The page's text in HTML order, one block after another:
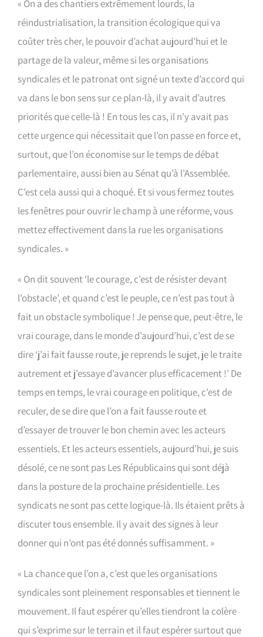
« On a des chantiers extrêmement lourds, la
réindustrialisation, la transition écologique qui va
coûter très cher, le pouvoir d’achat aujourd’hui et le
partage de la valeur, même si les organisations
syndicales et le patronat ont signé un texte d’accord qui
va dans le bon sens sur ce plan-là, il y avait d’autres
priorités que celle-là ! En tous les cas, il n’y avait pas
cette urgence qui nécessitait que l’on passe en force et,
surtout, que l’on économise sur le temps de débat
parlementaire, aussi bien au Sénat qu’à l’Assemblée.
C’est cela aussi qui a choqué. Et si vous fermez toutes
les fenêtres pour ouvrir le champ à une réforme, vous
mettez effectivement dans la rue les organisations
syndicales. »
« On dit souvent ‘le courage, c’est de résister devant
l’obstacle’, et quand c’est le peuple, ce n’est pas tout à
fait un obstacle symbolique ! Je pense que, peut-être, le
vrai courage, dans le monde d’aujourd’hui, c’est de se
dire ‘j’ai fait fausse route, je reprends le sujet, je le traite
autrement et j’essaye d’avancer plus efficacement !’ De
temps en temps, le vrai courage en politique, c’est de
reculer, de se dire que l’on a fait fausse route et
d’essayer de trouver le bon chemin avec les acteurs
essentiels. Et les acteurs essentiels, aujourd’hui, je suis
désolé, ce ne sont pas Les Républicains qui sont déjà
dans la posture de la prochaine présidentielle. Les
syndicats ne sont pas cette logique-là. Ils étaient prêts à
discuter tous ensemble. Il y avait des signes à leur
donner qui n’ont pas été donnés suffisamment. »
« La chance que l’on a, c’est que les organisations
syndicales sont pleinement responsables et tiennent le
mouvement. Il faut espérer qu’elles tiendront la colère
qui s’exprime sur le terrain et il faut espérer surtout que